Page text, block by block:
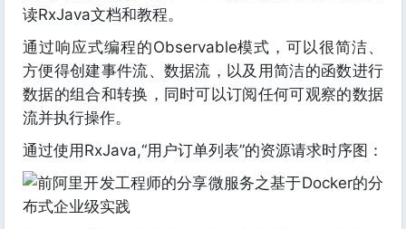
读RxJava文档和教程。
通过响应式编程的Observable模式，可以很简洁、
方便得创建事件流、数据流，以及用简洁的函数进行
数据的组合和转换，同时可以订阅任何可观察的数据
流并执行操作。
通过使用RxJava,“用户订单列表”的资源请求时序图：